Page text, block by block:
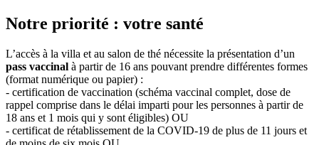
Notre priorité : votre santé
L’accès à la villa et au salon de thé nécessite la présentation d’un
pass vaccinal à partir de 16 ans pouvant prendre différentes formes
(format numérique ou papier) :
- certification de vaccination (schéma vaccinal complet, dose de
rappel comprise dans le délai imparti pour les personnes à partir de
18 ans et 1 mois qui y sont éligibles) OU
- certificat de rétablissement de la COVID-19 de plus de 11 jours et